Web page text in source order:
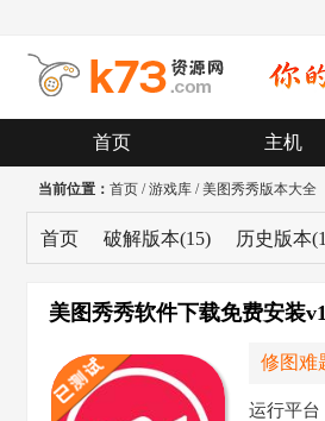
首页 主机
当前位置： 首页 /游戏库 /美图秀秀版本大全
首页 破解版本(15) 历史版本
美图秀秀软件下载免费安装
修图难
运行平台